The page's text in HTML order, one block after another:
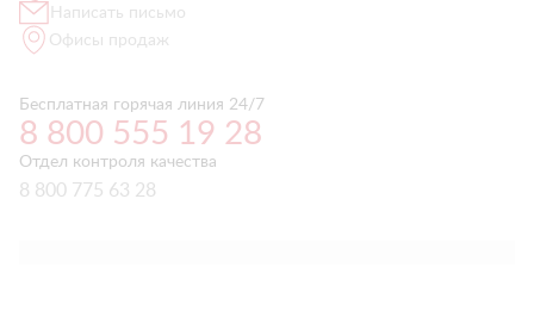
Написать письмо
Офисы продаж
Бесплатная горячая линия 24/7
8 800 555 19 28
Отдел контроля качества
8 800 775 63 28